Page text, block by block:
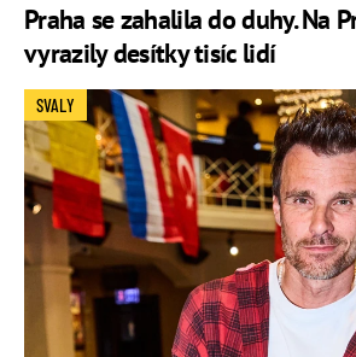
Praha se zahalila do duhy. Na
vyrazily desítky tisíc lidí
SVALY